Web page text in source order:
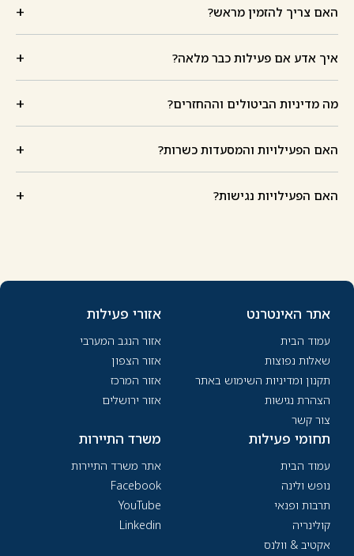
האם צריך להזמין מראש? +
איך אדע אם פעילות כבר מלאה? +
מה מדיניות הביטולים וההחזרים? +
האם הפעילויות והמסעדות כשרות? +
האם הפעילויות נגישות? +
אתר האינטרנט
עמוד הבית
שאלות נפוצות
תקנון ומדיניות השימוש באתר
הצהרת נגישות
צור קשר
אזורי פעילות
אזור הנגב המערבי
אזור הצפון
אזור המרכז
אזור ירושלים
תחומי פעילות
עמוד הבית
נופש ולינה
תרבות ופנאי
קולינריה
אקטיב & וולנס
משרד התיירות
אתר משרד התיירות
Facebook
YouTube
Linkedin